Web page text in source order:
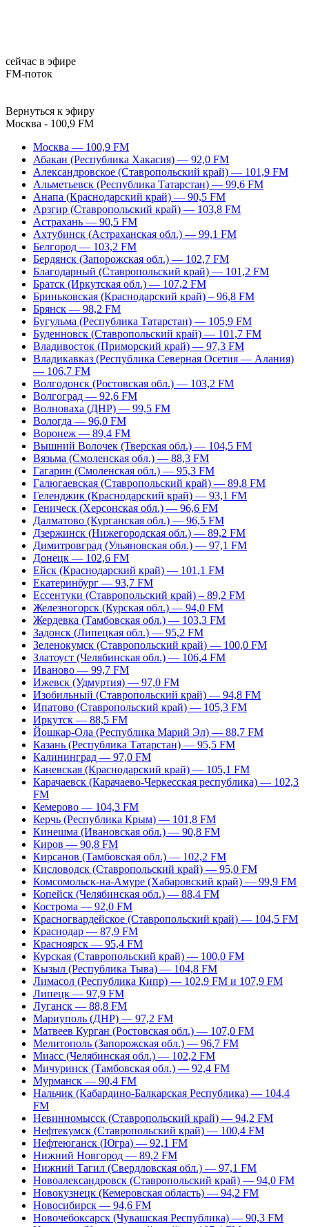
сейчас в эфире
FM-поток
Вернуться к эфиру
Москва - 100,9 FM
Москва — 100,9 FM
Абакан (Республика Хакасия) — 92,0 FM
Александровское (Ставропольский край) — 101,9 FM
Альметьевск (Республика Татарстан) — 99,6 FM
Анапа (Краснодарский край) — 90,5 FM
Арзгир (Ставропольский край) — 103,8 FM
Астрахань — 90,5 FM
Ахтубинск (Астраханская обл.) — 99,1 FM
Белгород — 103,2 FM
Бердянск (Запорожская обл.) — 102,7 FM
Благодарный (Ставропольский край) — 101,2 FM
Братск (Иркутская обл.) — 107,2 FM
Бриньковская (Краснодарский край) – 96,8 FM
Брянск — 98,2 FM
Бугульма (Республика Татарстан) — 105,9 FM
Буденновск (Ставропольский край) — 101,7 FM
Владивосток (Приморский край) — 97,3 FM
Владикавказ (Республика Северная Осетия — Алания)
— 106,7 FM
Волгодонск (Ростовская обл.) — 103,2 FM
Волгоград — 92,6 FM
Волноваха (ДНР) — 99,5 FM
Вологда — 96,0 FM
Воронеж — 89,4 FM
Вышний Волочек (Тверская обл.) — 104,5 FM
Вязьма (Смоленская обл.) — 88,3 FM
Гагарин (Смоленская обл.) — 95,3 FM
Галюгаевская (Ставропольский край) — 89,8 FM
Геленджик (Краснодарский край) — 93,1 FM
Геническ (Херсонская обл.) — 96,6 FM
Далматово (Курганская обл.) — 96,5 FM
Дзержинск (Нижегородская обл.) — 89,2 FM
Димитровград (Ульяновская обл.) — 97,1 FM
Донецк — 102,6 FM
Ейск (Краснодарский край) — 101,1 FM
Екатеринбург — 93,7 FM
Ессентуки (Ставропольский край) – 89,2 FM
Железногорск (Курская обл.) — 94,0 FM
Жердевка (Тамбовская обл.) — 103,3 FM
Задонск (Липецкая обл.) — 95,2 FM
Зеленокумск (Ставропольский край) — 100,0 FM
Златоуст (Челябинская обл.) — 106,4 FM
Иваново — 99,7 FM
Ижевск (Удмуртия) — 97,0 FM
Изобильный (Ставропольский край) — 94,8 FM
Ипатово (Ставропольский край) — 105,3 FM
Иркутск — 88,5 FM
Йошкар-Ола (Республика Марий Эл) — 88,7 FM
Казань (Республика Татарстан) — 95,5 FM
Калининград — 97,0 FM
Каневская (Краснодарский край) — 105,1 FM
Карачаевск (Карачаево-Черкесская республика) — 102,3
FM
Кемерово — 104,3 FM
Керчь (Республика Крым) — 101,8 FM
Кинешма (Ивановская обл.) — 90,8 FM
Киров — 90,8 FM
Кирсанов (Тамбовская обл.) — 102,2 FM
Кисловодск (Ставропольский край) — 95,0 FM
Комсомольск-на-Амуре (Хабаровский край) — 99,9 FM
Копейск (Челябинская обл.) — 88,4 FM
Кострома — 92,0 FM
Красногвардейское (Ставропольский край) — 104,5 FM
Краснодар — 87,9 FM
Красноярск — 95,4 FM
Курская (Ставропольский край) — 100,0 FM
Кызыл (Республика Тыва) — 104,8 FM
Лимасол (Республика Кипр) — 102,9 FM и 107,9 FM
Липецк — 97,9 FM
Луганск — 88,8 FM
Мариуполь (ДНР) — 97,2 FM
Матвеев Курган (Ростовская обл.) — 107,0 FM
Мелитополь (Запорожская обл.) — 96,7 FM
Миасс (Челябинская обл.) — 102,2 FM
Мичуринск (Тамбовская обл.) — 92,4 FM
Мурманск — 90,4 FM
Нальчик (Кабардино-Балкарская Республика) — 104,4
FM
Невинномысск (Ставропольский край) — 94,2 FM
Нефтекумск (Ставропольский край) — 100,4 FM
Нефтеюганск (Югра) — 92,1 FM
Нижний Новгород — 89,2 FM
Нижний Тагил (Свердловская обл.) — 97,1 FM
Новоалександровск (Ставропольский край) — 94,0 FM
Новокузнецк (Кемеровская область) — 94,2 FM
Новосибирск — 94,6 FM
Новочебоксарск (Чувашская Республика) — 90,3 FM